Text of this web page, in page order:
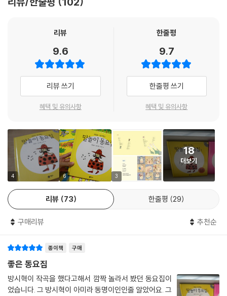
21곡의 동요는 CD에 담겨 책과 함께 제공된다. 이중 타이틀 곡「원숭이」는
연주하면서 즐길 수 있도록 했다.
‘말놀이 동시집’ 시리즈는 뜻 중심이었던 기존 동시의 틀을 깨고 우리말의
소리와 음악성을 최대로 살린 독특한 형식으로, 동시의 새로운 영역을 선
보이며 붐을 일으켰다. 비룡소는 그동안 드럼과 함께하는 말놀이, 랩과 함
께하는 말놀이 등 말놀이의 특성을 잘 담아낼 수 있는 다양한 행사를 마련
하여 아이들이 동시의 재미를 온몸으로 느낄 수 있는 기회를 여러 차례 마
을 수상한 윤정주 작가의 세련되고 재치 있는 삽화가 책에 재미를 더한다.
최고의 작곡가이자 프로듀서 방시혁이 만든 수준 높은 동요집
『최승호,방시혁의 말놀이 동요집』은 2AM「죽어도 못 보내」, 옴므「밥만 잘
먹더라」, 백지영「총 맞은 것처럼」,「내 귀에 캔디」등 수많은 히트곡을 작곡
하며 우리나라 대중 음악계를 이끌고 있는 작곡가 방시혁의 첫 동요집이
다. 새로운 도전을 위해 방시혁 작곡가는 어린이집을 방문하여 현직 교사
을 기울였다. 작곡뿐 아니라 편곡, 연주, 가창까지 전 과정을 프로듀싱하며
만 아니라 스윙, 재즈, 뮤지컬 등 다양한 풍의 곡들이 담겨 있다. 동시의 구
조나 내용에 따라 신나고 재미난 곡, 서정적이고 아름다운 곡들이 번갈아
나오며 듣는 내내 흥을 돋운다. 아이들은 이런 새로운 동요들을 접하며 동
시의 재미뿐 아니라 음악의 풍부함을 온몸으로 느끼고 배울 수 있을 것이
리뷰
9.6
리뷰 쓰기
혜택 및 유의사항
한줄평
9.7
한줄평 쓰기
혜택 및 유의사항
4 6 3
18
더보기
리뷰 73 한줄평 29
구매리뷰 추천순
종이책 구매
좋은 동요집
방시혁이 작곡을 했다고해서 깜짝 놀라서 봤던 동요집이
었습니다. 그 방시혁이 아미라 동명이인인줄 알았어요. 그